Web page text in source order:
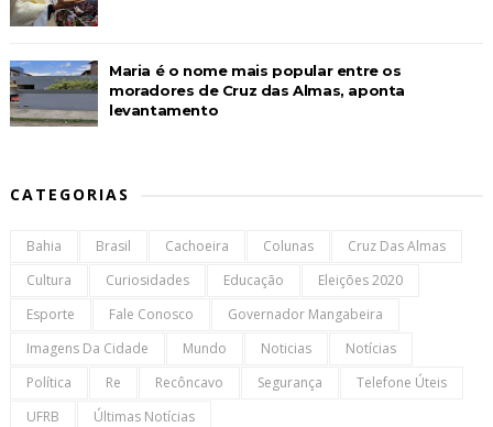
Maria é o nome mais popular entre os
moradores de Cruz das Almas, aponta
levantamento
CATEGORIAS
Bahia Brasil Cachoeira Colunas
Cruz Das Almas
Cultura
Curiosidades Educação
Eleições 2020
Esporte
Fale Conosco
Governador Mangabeira
Imagens Da Cidade
Mundo Noticias
Notícias
Política
Re Recôncavo Segurança
Telefone Úteis
UFRB
Últimas Notícias